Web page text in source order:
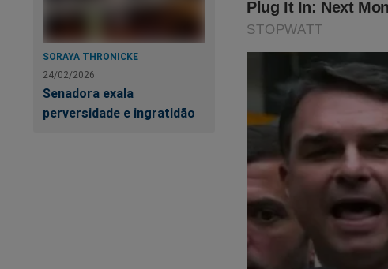
SORAYA THRONICKE
24/02/2026
Senadora exala
perversidade e ingratidão
https://
cena-do-crime
O próprio Bolsonaro já